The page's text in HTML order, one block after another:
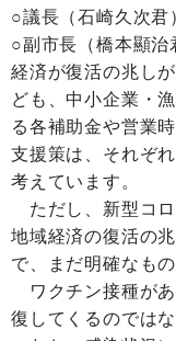
○議長（石崎久次
○副市長（橋本顯
経済が復活の兆し
ども、中小企業・
る各補助金や営業
支援策は、それぞ
考えています。
ただし、新型コロ
地域経済の復活の
で、まだ明確なも
ワクチン接種があ
復してくるのでは